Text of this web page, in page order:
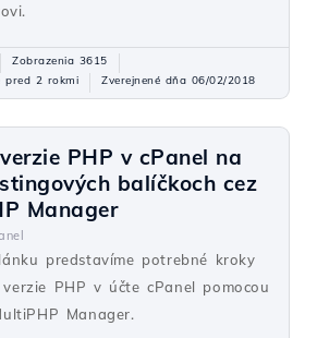
Zobrazenia 3615
pred 2 rokmi
Zverejnené dňa 06/02/2018
PHP v cPanel na
balíčkoch cez
Manager
predstavíme potrebné kroky
PHP v účte cPanel pomocou
Manager.